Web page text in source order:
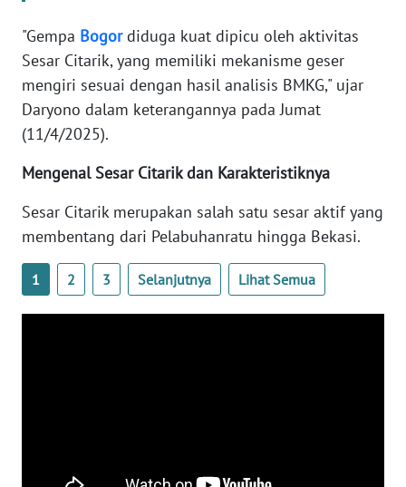
"Gempa Bogordiduga kuat dipicu oleh aktivitas
Sesar Citarik, yang memiliki mekanisme geser
mengiri sesuai dengan hasil analisis BMKG," ujar
Daryono dalam keterangannya pada Jumat
(11/4/2025).
Mengenal Sesar Citarik dan Karakteristiknya
Sesar Citarik merupakan salah satu sesar aktif yang
membentang dari Pelabuhanratu hingga Bekasi.
1 2 3 Selanjutnya Lihat Semua
JABAR
WN
BANTEN
NTT
WN
WN
PAPUA